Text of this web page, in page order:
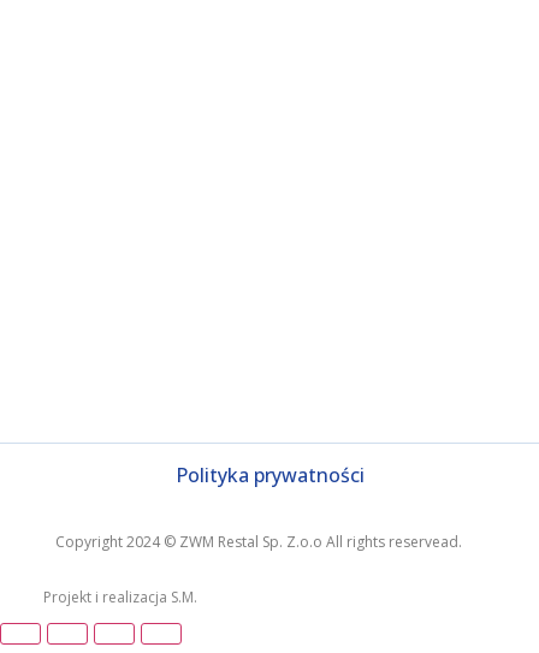
Polityka prywatności
Copyright 2024 © ZWM Restal Sp. Z.o.o All rights reservead.
Projekt i realizacja S.M.